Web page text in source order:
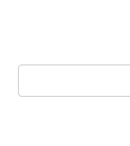
Поиск: